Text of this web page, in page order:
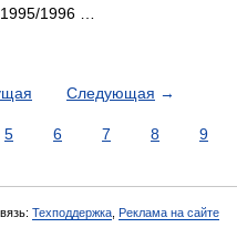
1996 …
Следующая →
5 6 7 8 9
Техподдержка Реклама на сайте